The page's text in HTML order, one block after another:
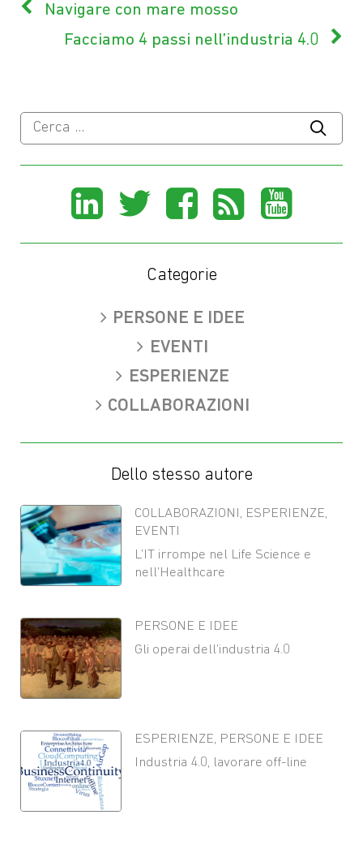
Navigare con mare mosso
Facciamo 4 passi nell’industria 4.0
Ricerca
Share
on
LinkedIn
Share
on
X
(Twitter)
Share
on
Facebook
Share
on on
Categorie
PERSONE E IDEE
EVENTI
ESPERIENZE
COLLABORAZIONI
Dello stesso autore
COLLABORAZIONI , ESPERIENZE,
EVENTI
L’IT irrompe nel Life Science e
nell’Healthcare
PERSONE E IDEE
Gli operai dell’industria 4.0
ESPERIENZE, PERSONE E IDEE
Industria 4.0, lavorare off-line